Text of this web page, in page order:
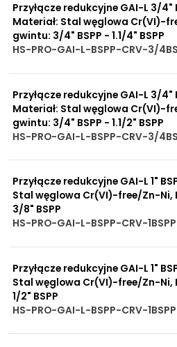
Przyłącze redukcyjne GAI-L 3/4"
Materiał: Stal węglowa Cr(VI)-
gwintu: 3/4" BSPP - 1.1/4" BSPP
HS-PRO-GAI-L-BSPP-CRV-3/
Przyłącze redukcyjne GAI-L 3/4"
Materiał: Stal węglowa Cr(VI)-
gwintu: 3/4" BSPP - 1.1/2" BSPP
HS-PRO-GAI-L-BSPP-CRV-3/
Przyłącze redukcyjne GAI-L 1"
Stal węglowa Cr(VI)-free/Zn-Ni,
3/8" BSPP
HS-PRO-GAI-L-BSPP-CRV-
Przyłącze redukcyjne GAI-L 1"
Stal węglowa Cr(VI)-free/Zn-Ni,
1/2" BSPP
HS-PRO-GAI-L-BSPP-CRV-